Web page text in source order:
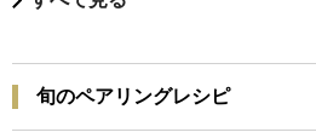
旬のペアリングレシピ